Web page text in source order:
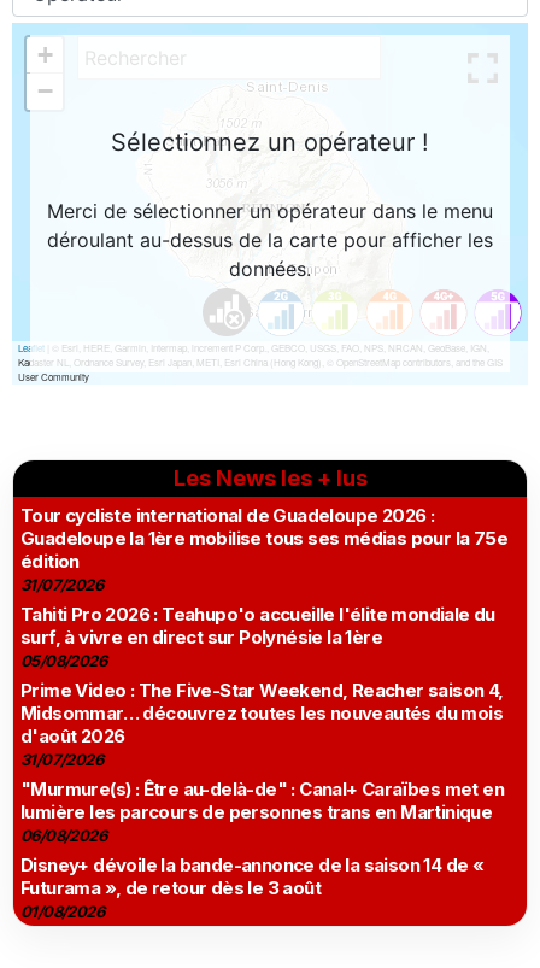
Les News les + lus
Tour cycliste international de Guadeloupe 2026 :
Guadeloupe la 1ère mobilise tous ses médias pour la 75e
édition
31/07/2026
Tahiti Pro 2026 : Teahupo'o accueille l'élite mondiale du
surf, à vivre en direct sur Polynésie la 1ère
05/08/2026
Prime Video : The Five-Star Weekend, Reacher saison 4,
Midsommar… découvrez toutes les nouveautés du mois
d'août 2026
31/07/2026
"Murmure(s) : Être au-delà-de" : Canal+ Caraïbes met en
lumière les parcours de personnes trans en Martinique
06/08/2026
Disney+ dévoile la bande-annonce de la saison 14 de «
Futurama », de retour dès le 3 août
01/08/2026